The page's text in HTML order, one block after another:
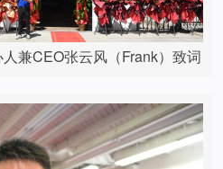
兼CEO张云风（Frank）致词